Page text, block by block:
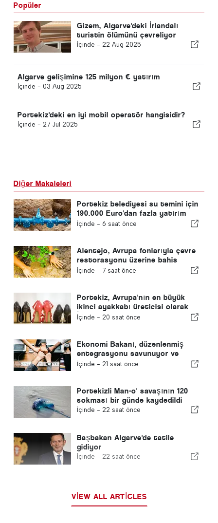
Popüler
Gizem, Algarve'deki İrlandalı
turistin ölümünü çevreliyor
İçinde - 22 Aug 2025
Algarve gelişimine 125 milyon € yatırım
İçinde - 03 Aug 2025
Portekiz'deki en iyi mobil operatör hangisidir?
İçinde - 27 Jul 2025
Diğer Makaleleri
Portekiz belediyesi su temini için
190.000 Euro'dan fazla yatırım
yapıyor
İçinde - 6 saat önce
Alentejo, Avrupa fonlarıyla çevre
restorasyonu üzerine bahis
yapıyor
İçinde - 7 saat önce
Portekiz, Avrupa'nın en büyük
ikinci ayakkabı üreticisi olarak
İspanya'yı geride bıraktı
İçinde - 20 saat önce
Ekonomi Bakanı, düzenlenmiş
entegrasyonu savunuyor ve
göçmenler için hızlı bir kanal
İçinde - 21 saat önce
Portekizli Man-o' savaşının 120
sokması bir günde kaydedildi
İçinde - 22 saat önce
Başbakan Algarve'de tatile
gidiyor
İçinde - 22 saat önce
VIEW ALL ARTICLES